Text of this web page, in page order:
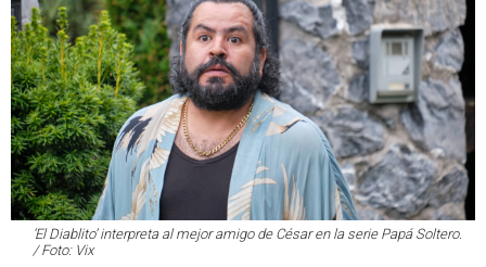
‘El Diablito’ interpreta al mejor amigo de César en la serie Papá Soltero.
/ Foto: Vix